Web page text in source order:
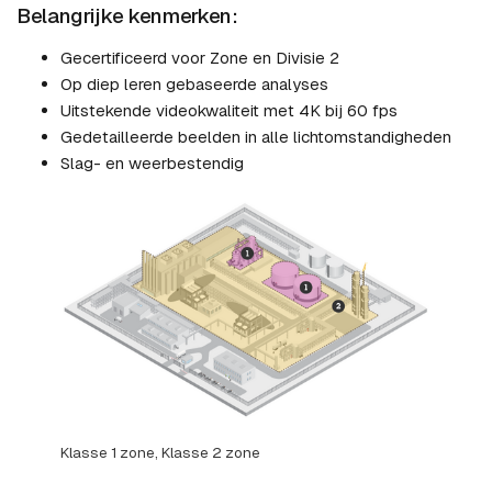
Belangrijke kenmerken:
Gecertificeerd voor Zone en Divisie 2
Op diep leren gebaseerde analyses
Uitstekende videokwaliteit met 4K bij 60 fps
Gedetailleerde beelden in alle lichtomstandigheden
Slag- en weerbestendig
Klasse 1 zone, Klasse 2 zone